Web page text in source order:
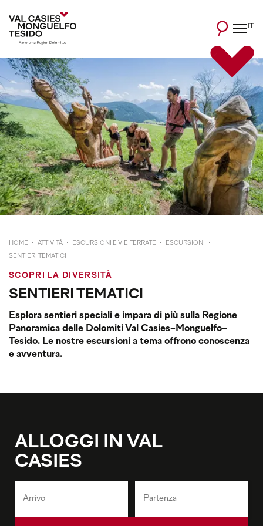
IT
HOME ATTIVITÀ ESCURSIONI E VIE FERRATE
ESCURSIONI
SENTIERI TEMATICI
SCOPRI LA DIVERSITÀ
SENTIERI TEMATICI
Esplora sentieri speciali e impara di più sulla Regione
Panoramica delle Dolomiti Val Casies-Monguelfo-
Tesido. Le nostre escursioni a tema offrono conoscenza
e avventura.
ALLOGGI IN VAL
CASIES